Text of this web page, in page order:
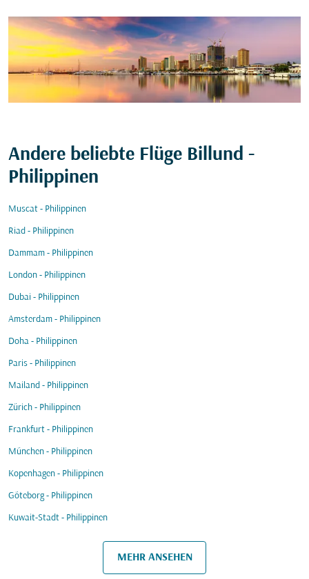
Andere beliebte Flüge Billund -
Philippinen
Muscat - Philippinen
Riad - Philippinen
Dammam - Philippinen
London - Philippinen
Dubai - Philippinen
Amsterdam - Philippinen
Doha - Philippinen
Paris - Philippinen
Mailand - Philippinen
Zürich - Philippinen
Frankfurt - Philippinen
München - Philippinen
Kopenhagen - Philippinen
Göteborg - Philippinen
Kuwait-Stadt - Philippinen
MEHR ANSEHEN